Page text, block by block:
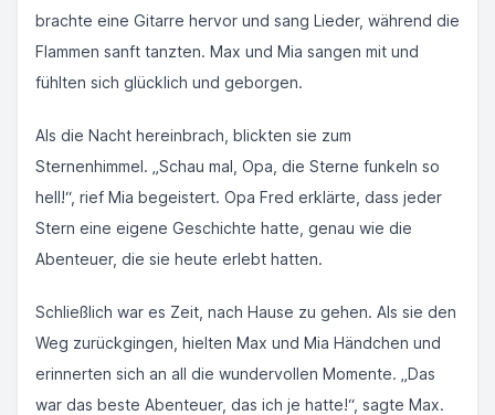
brachte eine Gitarre hervor und sang Lieder, während die
Flammen sanft tanzten. Max und Mia sangen mit und
fühlten sich glücklich und geborgen.
Als die Nacht hereinbrach, blickten sie zum
Sternenhimmel. „Schau mal, Opa, die Sterne funkeln so
hell!“, rief Mia begeistert. Opa Fred erklärte, dass jeder
Stern eine eigene Geschichte hatte, genau wie die
Abenteuer, die sie heute erlebt hatten.
Schließlich war es Zeit, nach Hause zu gehen. Als sie den
Weg zurückgingen, hielten Max und Mia Händchen und
erinnerten sich an all die wundervollen Momente. „Das
war das beste Abenteuer, das ich je hatte!“, sagte Max.